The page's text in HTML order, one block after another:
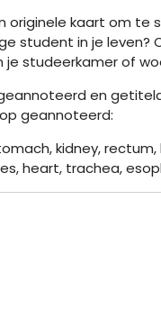
originele kaart om te
student in je
je studeerkamer of
en
geannoteerd:
kidney,
heart, trachea,